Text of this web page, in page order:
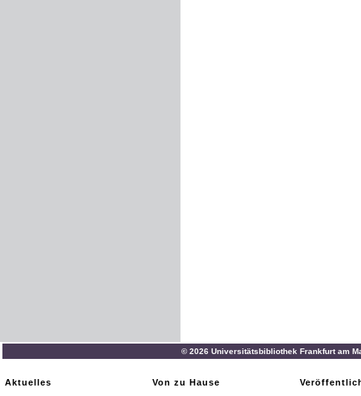
© 2026 Universitätsbibliothek Frankfurt am
Aktuelles
Von zu Hause